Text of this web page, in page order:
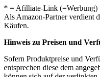
* = Afilliate-Link (=Werbung)
Als Amazon-Partner verdient
Käufen.
Hinweis zu Preisen und
Sofern Produktpreise und
entsprechen diese dem